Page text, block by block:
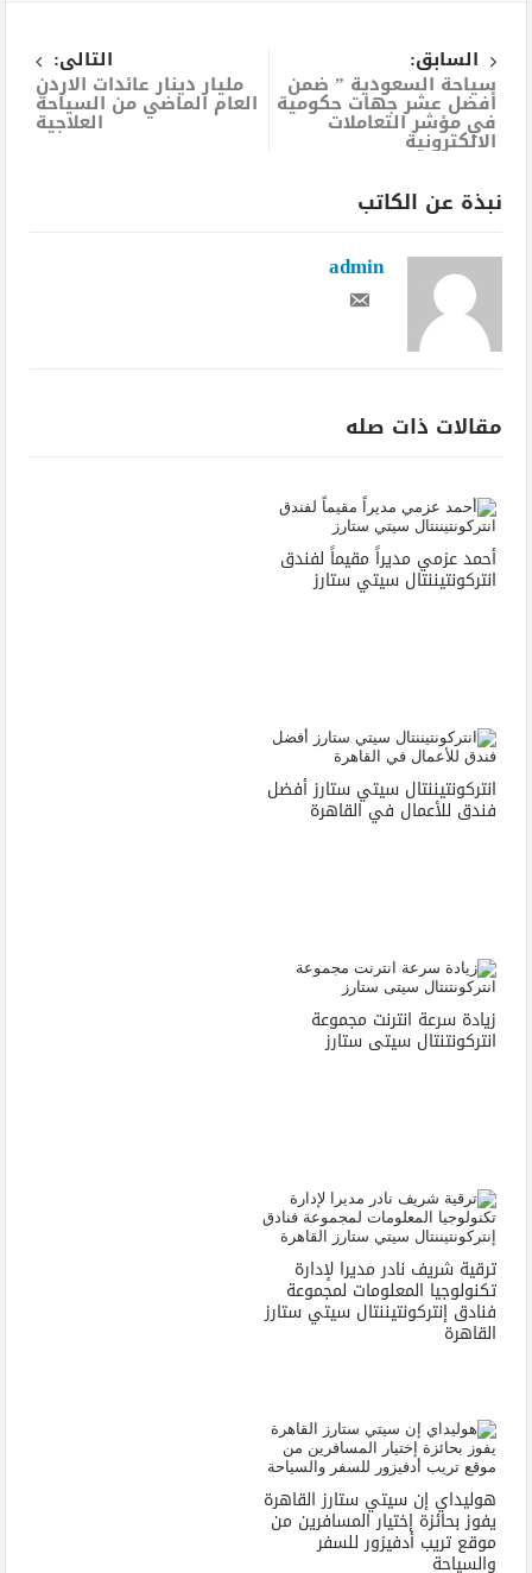
السابق:
سياحة السعودية ” ضمن
أفضل عشر جهات حكومية
في مؤشر التعاملات
الالكترونية
التالى:
مليار دينار عائدات الاردن
العام الماضي من السياحة
العلاجية
نبذة عن الكاتب
admin
مقالات ذات صله
أحمد عزمي مديراً مقيماً لفندق
انتركونتيننتال سيتي ستارز
انتركونتيننتال سيتي ستارز أفضل
فندق للأعمال في القاهرة
زيادة سرعة انترنت مجموعة
انتركونتنتال سيتى ستارز
ترقية شريف نادر مديرا لإدارة
تكنولوجيا المعلومات لمجموعة
فنادق إنتركونتيننتال سيتي ستارز
القاهرة
هوليداي إن سيتي ستارز القاهرة
يفوز بحائزة إختيار المسافرين من
موقع تريب أدفيزور للسفر
والسياحة